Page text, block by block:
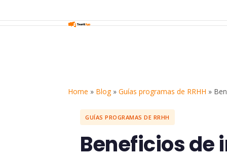
Home » Blog»Guías programas de RRHH »
GUÍAS PROGRAMAS DE RRHH
Beneficios de